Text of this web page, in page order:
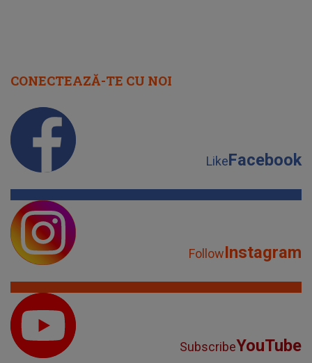
CONECTEAZĂ-TE CU NOI
LikeFacebook
FollowInstagram
SubscribeYouTube